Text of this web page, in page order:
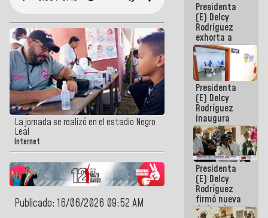
La jornada se realizó en el estadio Negro
Leal
Internet
Publicado: 16/06/2026 09:52 AM
Presidenta
(E) Delcy
Rodríguez
exhorta a
gobernadores
y alcaldes a
edificar
casas para
abuelos
Presidenta
(E) Delcy
Rodríguez
inaugura
casa de los
Abuelos
Primavera
en Caracas
Presidenta
(E) Delcy
Rodríguez
firmó nueva
de Ley de